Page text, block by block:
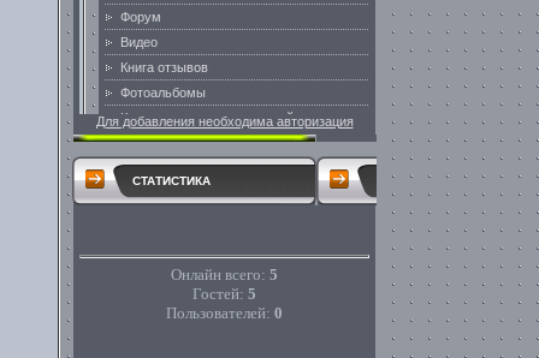
Для добавления необходима авторизация
СТАТИСТИКА
Онлайн всего: 5
Гостей: 5
Пользователей: 0